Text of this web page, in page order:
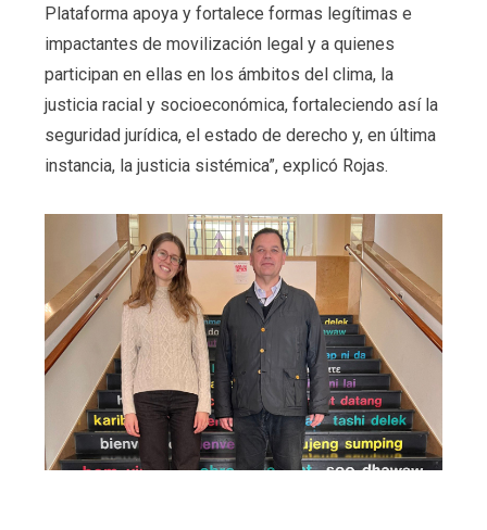
Plataforma apoya y fortalece formas legítimas e
impactantes de movilización legal y a quienes
participan en ellas en los ámbitos del clima, la
justicia racial y socioeconómica, fortaleciendo así la
seguridad jurídica, el estado de derecho y, en última
instancia, la justicia sistémica”, explicó Rojas.